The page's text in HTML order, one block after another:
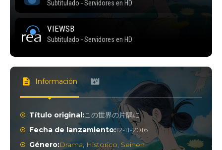
Información
Título original:この世界の片隅に
Fecha de lanzamiento:12-11-2016
Género:Drama, Historico, Seinen